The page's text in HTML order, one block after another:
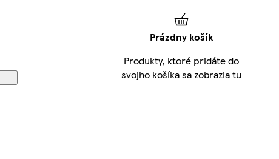
Prázdny košík
Produkty, ktoré pridáte do
svojho košíka sa zobrazia tu